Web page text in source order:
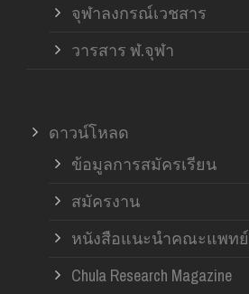
จุฬาลงกรณ์เวชสาร
วารสาร ฬ.จุฬา
ดาวน์โหลด
ข้อมูลการสมัครเรียน
สมัครงาน
หนังสือแนะนำคณะแพทย์
Chula Research Magazine